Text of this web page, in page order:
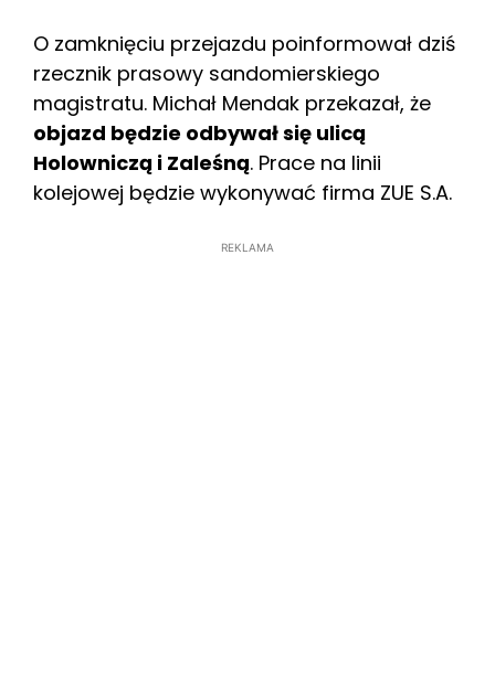
O zamknięciu przejazdu poinformował dziś
rzecznik prasowy sandomierskiego
magistratu. Michał Mendak przekazał, że
objazd będzie odbywał się ulicą
Holowniczą i Zaleśną. Prace na linii
kolejowej będzie wykonywać firma ZUE S.A.
REKLAMA